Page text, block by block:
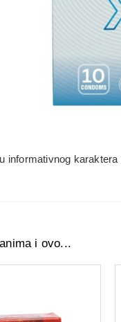
informativnog
i ovo...